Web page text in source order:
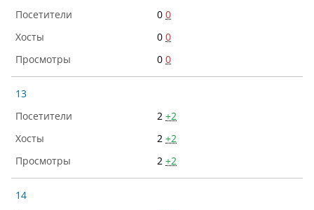
0 0
0 0
0 0
13
2 +2
2 +2
2 +2
14